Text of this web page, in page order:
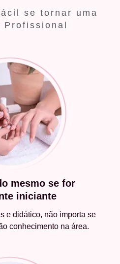
se tornar uma
Profissional
mesmo se for
iniciante
e didático, não importa se
conhecimento na área.